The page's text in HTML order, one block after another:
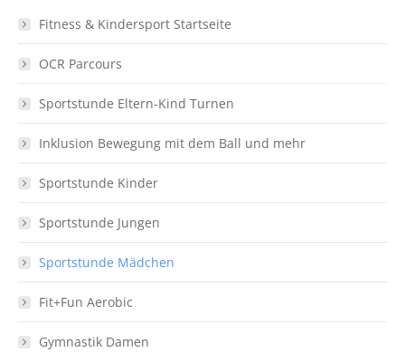
Fitness & Kindersport Startseite
OCR Parcours
Sportstunde Eltern-Kind Turnen
Inklusion Bewegung mit dem Ball und mehr
Sportstunde Kinder
Sportstunde Jungen
Sportstunde Mädchen
Fit+Fun Aerobic
Gymnastik Damen